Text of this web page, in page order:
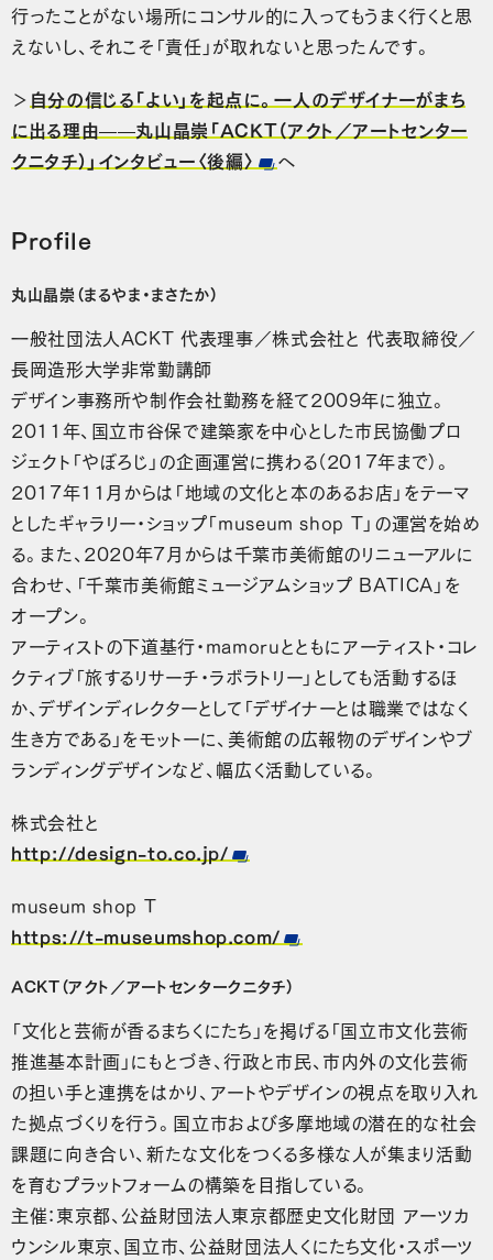
行ったことがない場所にコンサル的に入ってもうまく行くと思
えないし、それこそ「責任」が取れないと思ったんです。
＞ 自分の信じる「よい」を起点に。一人のデザイナーがまち
に出る理由——丸山晶崇「ACKT（アクト／アートセンター
クニタチ）」インタビュー〈後編〉
へ
Profile
丸山晶崇（まるやま・まさたか）
一般社団法人ACKT 代表理事／株式会社と 代表取締役／
長岡造形大学非常勤講師
デザイン事務所や制作会社勤務を経て2009年に独立。
2011年、国立市谷保で建築家を中心とした市民協働プロ
ジェクト「やぼろじ」の企画運営に携わる（2017年まで）。
2017年11月からは「地域の文化と本のあるお店」をテーマ
としたギャラリー・ショップ「museum shop T」の運営を始め
る。また、2020年7月からは千葉市美術館のリニューアルに
合わせ、「千葉市美術館ミュージアムショップ BATICA」を
オープン。
アーティストの下道基行・mamoruとともにアーティスト・コレ
クティブ「旅するリサーチ・ラボラトリー」としても活動するほ
か、デザインディレクターとして「デザイナーとは職業ではなく
生き方である」をモットーに、美術館の広報物のデザインやブ
ランディングデザインなど、幅広く活動している。
株式会社と
http://design-to.co.jp/
museum shop T
https://t-museumshop.com/
ACKT（アクト／アートセンタークニタチ）
「文化と芸術が香るまちくにたち」を掲げる「国立市文化芸術
推進基本計画」にもとづき、行政と市民、市内外の文化芸術
の担い手と連携をはかり、アートやデザインの視点を取り入れ
た拠点づくりを行う。国立市および多摩地域の潜在的な社会
課題に向き合い、新たな文化をつくる多様な人が集まり活動
を育むプラットフォームの構築を目指している。
主催：東京都、公益財団法人東京都歴史文化財団 アーツカ
ウンシル東京、国立市、公益財団法人くにたち文化・スポーツ